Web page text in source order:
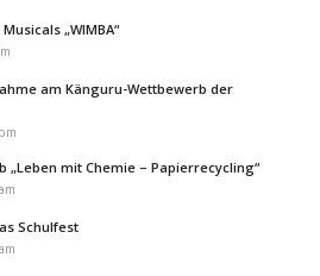
„WIMBA“
am Känguru-Wettbewerb der
„Leben mit Chemie – Papierrecycling“
Schulfest